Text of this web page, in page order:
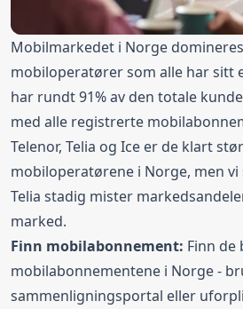
Mobilmarkedet i Norge
mobiloperatører som alle har sitt
har rundt 91% av den totale
med alle registrerte
Telenor, Telia og Ice er de klart
mobiloperatørene i Norge, men vi
Telia stadig mister
marked.
Finn mobilabonnement: Finn de
mobilabonnementene i Norge-
sammenligningsportal eller